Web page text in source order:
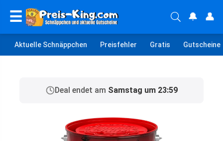
☰ 🔔 👤
Aktuelle Schnäppchen Preisfehler Gratis Gutscheine
Deal endet am Samstag um 23:59